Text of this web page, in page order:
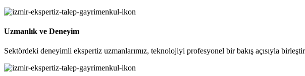
Uzmanlık ve Deneyim
Sektördeki deneyimli ekspertiz uzmanlarımız, teknolojiyi profesyonel bir bakış açısıyla